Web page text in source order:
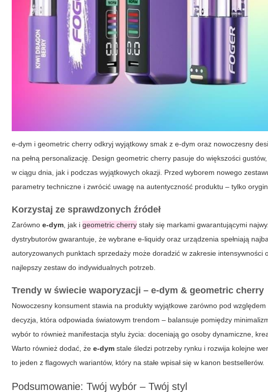
e-dym i geometric cherry odkryj wyjątkowy smak z e-dym oraz nowoczesny
na pełną personalizację. Design geometric cherry pasuje do większości
w ciągu dnia, jak i podczas wyjątkowych okazji. Przed wyborem nowego
parametry techniczne i zwrócić uwagę na autentyczność produktu – tylko
Korzystaj ze sprawdzonych źródeł
Zarównoe-dym , jak igeometric cherry stały się markami gwarantującymi
dystrybutorów gwarantuje, że wybrane e-liquidy oraz urządzenia spełniają
autoryzowanych punktach sprzedaży może doradzić w zakresie
najlepszy zestaw do indywidualnych potrzeb.
Trendy w świecie waporyzacji –e-dym &geometric cherry
Nowoczesny konsument stawia na produkty wyjątkowe zarówno pod
decyzja, która odpowiada światowym trendom – balansuje pomiędzy
wybór to również manifestacja stylu życia: doceniają go osoby dynamiczne,
Warto również dodać, żee-dym stale śledzi potrzeby rynku i rozwija kolejne
to jeden z flagowych wariantów, który na stałe wpisał się w kanon bestsellerów.
Podsumowanie: Twój wybór – Twój styl